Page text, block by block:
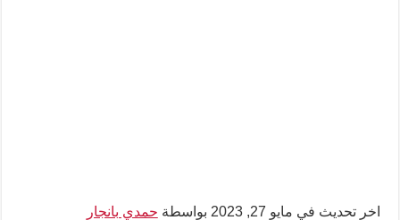
اخر تحديث في مايو 27, 2023 بواسطة حمدي بانجار